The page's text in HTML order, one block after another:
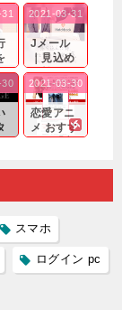
Jメール
｜見込め
る効果が
確実なも
のであっ
ても…...
2021-03-31
30
恋愛アニ
メ おすす
雑で素人
2021-03-30
スマホ
ログイン pc